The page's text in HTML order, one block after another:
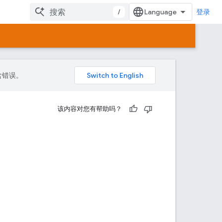
/ 登录
误。
该内容对您有帮助吗？